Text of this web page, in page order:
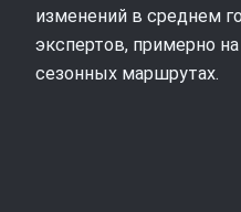
изменений в среднем
экспертов, примерно
сезонных маршрутах.